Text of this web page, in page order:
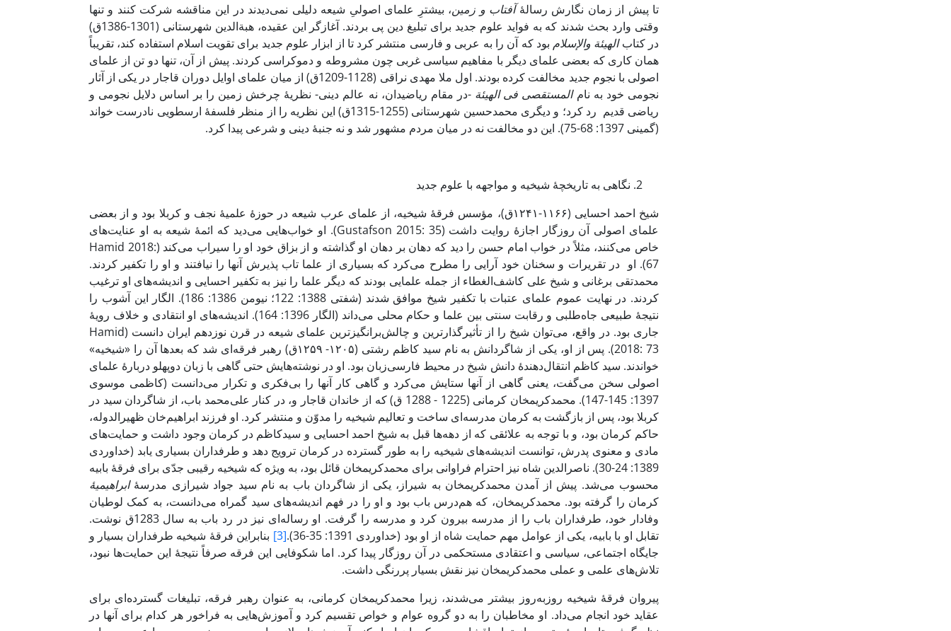
تا پیش از زمان نگارش رسالۀآفتاب و زمین، بیشترِ علمای اصولیِ شیعه دلیلی نمی‌دیدند در این مناقشه شرکت کنند و تنها
وقتی وارد بحث شدند که به فواید علوم جدید برای تبلیغ دین پی بردند. آغازگر این عقیده، هبةالدین شهرستانی (1301-1386ق)
در کتابالهیئة والإسلام بود که آن را به عربی و فارسی منتشر کرد تا از ابزار علوم جدید برای تقویت اسلام استفاده کند، تقریباً
همان کاری که بعضی علمای دیگر با مفاهیم سیاسی غربی چون مشروطه و دموکراسی کردند. پیش از آن، تنها دو تن از علمای
اصولی با نجوم جدید مخالفت کرده بودند. اول ملا مهدی نراقی (1128-1209ق) از میان علمای اوایل دوران قاجار در یکی از آثار
نجومی خود به نامالمستقصی فی الهیئة -در مقام ریاضیدان، نه عالم دینی- نظریۀ چرخش زمین را بر اساس دلایل نجومی و
ریاضی قدیم رد کرد؛ و دیگری محمدحسین شهرستانی (1255-1315ق) این نظریه را از منظر فلسفۀ ارسطویی نادرست خواند
(گمینی 1397: 68-75). این دو مخالفت نه در میان مردم مشهور شد و نه جنبۀ دینی و شرعی پیدا کرد.
نگاهی به تاریخچۀ شیخیه و مواجهه با علوم جدید
شیخ احمد احسایی (۱۱۶۶-۱۲۴۱ق)، مؤسس فرقۀ شیخیه، از علمای عرب شیعه در حوزۀ علمیۀ نجف و کربلا بود و از بعضی
علمای اصولی آن روزگار اجازۀ روایت داشت (Gustafson 2015: 35). او خواب‌هایی می‌دید که ائمۀ شیعه به او عنایت‌های
خاص می‌کنند، مثلاً در خواب امام حسن را دید که دهان بر دهان او گذاشته و از بزاق خود او را سیراب می‌کند (Hamid 2018:
67). او در تقریرات و سخنان خود آرایی را مطرح می‌کرد که بسیاری از علما تاب پذیرش آنها را نیافتند و او را تکفیر کردند.
محمدتقی برغانی و شیخ علی کاشف‌الغطاء از جمله علمایی بودند که دیگر علما را نیز به تکفیر احسایی و اندیشه‌های او ترغیب
کردند. در نهایت عموم علمای عتبات با تکفیر شیخ موافق شدند (شفتی 1388: 122؛ نیومن 1386: 186). الگار این آشوب را
نتیجۀ طبیعی جاه‌طلبی و رقابت سنتی بین علما و حکام محلی می‌داند (الگار 1396: 164). اندیشه‌های او انتقادی و خلاف رویۀ
جاری بود. در واقع، می‌توان شیخ را از تأثیرگذارترین و چالش‌برانگیزترین علمای شیعه در قرن نوزدهم ایران دانست (Hamid
2018: 73). پس از او، یکی از شاگردانش به نام سید کاظم رشتی (۱۲۰۵- ۱۲۵۹ق) رهبر فرقه‌ای شد که بعدها آن را «شیخیه»
خواندند. سید کاظم انتقال‌دهندۀ دانش شیخ در محیط فارسی‌زبان بود. او در نوشته‌هایش حتی گاهی با زبان دوپهلو دربارۀ علمای
اصولی سخن می‌گفت، یعنی گاهی از آنها ستایش می‌کرد و گاهی کار آنها را بی‌فکری و تکرار می‌دانست (کاظمی موسوی
1397: 145-147). محمدکریمخان کرمانی (1225 - 1288 ق) که از خاندان قاجار و، در کنار علی‌محمد باب، از شاگردان سید در
کربلا بود، پس از بازگشت به کرمان مدرسه‌ای ساخت و تعالیم شیخیه را مدوّن و منتشر کرد. او فرزند ابراهیم‌خان ظهیرالدوله،
حاکم کرمان بود، و با توجه به علائقی که از دهه‌ها قبل به شیخ احمد احسایی و سیدکاظم در کرمان وجود داشت و حمایت‌های
مادی و معنوی پدرش، توانست اندیشه‌های شیخیه را به طور گسترده در کرمان ترویج دهد و طرفداران بسیاری یابد (خداوردی
1389: 24-30). ناصرالدین شاه نیز احترام فراوانی برای محمدکریمخان قائل بود، به ویژه که شیخیه رقیبی جدّی برای فرقۀ بابیه
محسوب می‌شد. پیش از آمدن محمدکریمخان به شیراز، یکی از شاگردان باب به نام سید جواد شیرازی مدرسۀابراهیمیۀ
کرمان را گرفته بود. محمدکریمخان، که هم‌درس باب بود و او را در فهم اندیشه‌های سید گمراه می‌دانست، به کمک لوطیان
وفادار خود، طرفداران باب را از مدرسه بیرون کرد و مدرسه را گرفت. او رساله‌ای نیز در رد باب به سال 1283ق نوشت.
تقابل او با بابیه، یکی از عوامل مهم حمایت شاه از او بود (خداوردی 1391: 35-36).
[3]
بنابراین فرقۀ شیخیه طرفداران بسیار و
جایگاه اجتماعی، سیاسی و اعتقادی مستحکمی در آن روزگار پیدا کرد. اما شکوفایی این فرقه صرفاً نتیجۀ این حمایت‌ها نبود،
تلاش‌های علمی و عملی محمدکریمخان نیز نقش بسیار پررنگی داشت.
پیروان فرقۀ شیخیه روزبه‌روز بیشتر می‌شدند، زیرا محمدکریمخان کرمانی، به عنوان رهبر فرقه، تبلیغات گسترده‌ای برای
عقاید خود انجام می‌داد. او مخاطبان را به دو گروه عوام و خواص تقسیم کرد و آموزش‌هایی به فراخور هر کدام برای آنها در